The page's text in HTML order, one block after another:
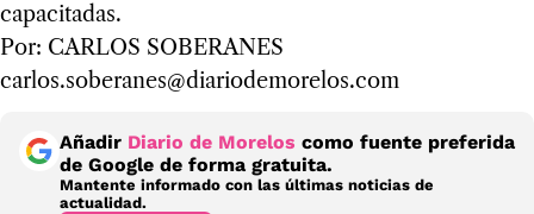
capacitadas.
Por: CARLOS SOBERANES
carlos.soberanes@diariodemorelos.com
Añadir Diario de Morelos como fuente preferida
de Google de forma gratuita.
Mantente informado con las últimas noticias de
actualidad.